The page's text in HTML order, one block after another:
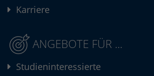
Karriere
ANGEBOTE FÜR ...
Studieninteressierte